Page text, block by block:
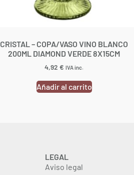
CRISTAL – COPA/VASO VINO BLANCO
200ML DIAMOND VERDE 8X15CM
4,92 € IVA inc.
Añadir al carrito
LEGAL
Aviso legal